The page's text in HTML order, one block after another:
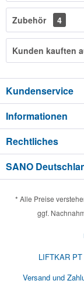
Zubehör 4
Kunden kauften
Kundenservice
Informationen
Rechtliches
SANO
* Alle Preise
ggf.
LIFTKAR
Versand und